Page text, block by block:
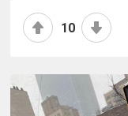
10